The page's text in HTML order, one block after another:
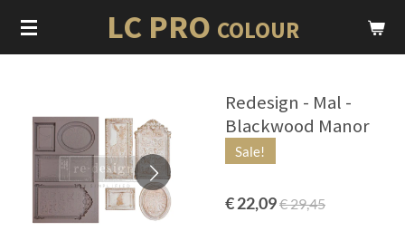
Ga
direct
LC PRO COLOUR
Redesign - Mal -
Blackwood Manor
Sale!
€ 22,09€ 29,45